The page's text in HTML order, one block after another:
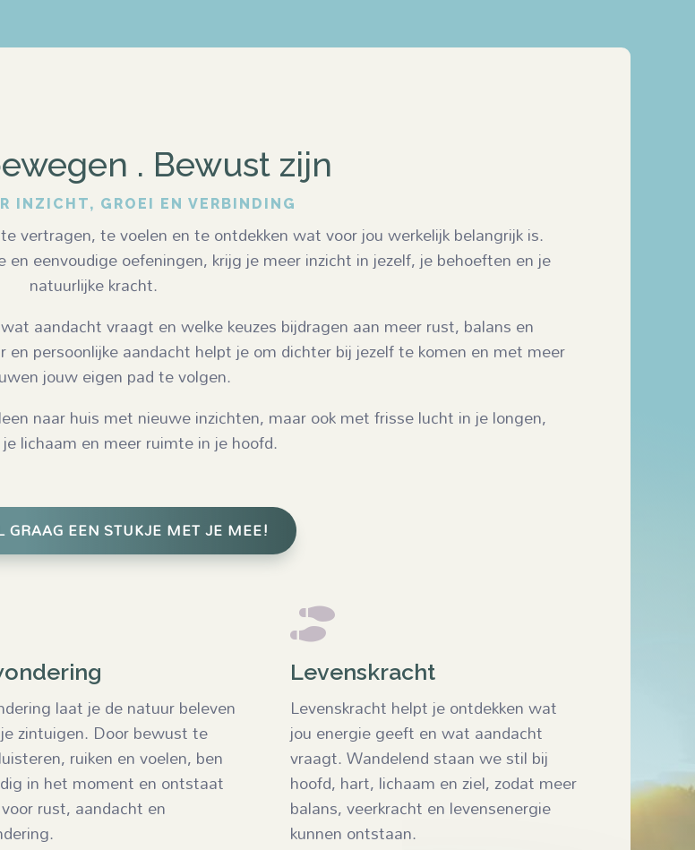
. Bewust zijn
INZICHT, GROEI EN VERBINDING
vertragen, te voelen en te ontdekken wat voor jou werkelijk belangrijk is.
eenvoudige oefeningen, krijg je meer inzicht in jezelf, je behoeften en je
natuurlijke kracht.
aandacht vraagt en welke keuzes bijdragen aan meer rust, balans en
persoonlijke aandacht helpt je om dichter bij jezelf te komen en met meer
jouw eigen pad te volgen.
naar huis met nieuwe inzichten, maar ook met frisse lucht in je longen,
lichaam en meer ruimte in je hoofd.
GRAAG EEN STUKJE MET JE MEE!
laat je de natuur beleven
zintuigen. Door bewust te
ruiken en voelen, ben
in het moment en ontstaat
rust, aandacht en

Levenskracht
Levenskracht helpt je ontdekken wat
jou energie geeft en wat aandacht
vraagt. Wandelend staan we stil bij
hoofd, hart, lichaam en ziel, zodat meer
balans, veerkracht en levensenergie
kunnen ontstaan.